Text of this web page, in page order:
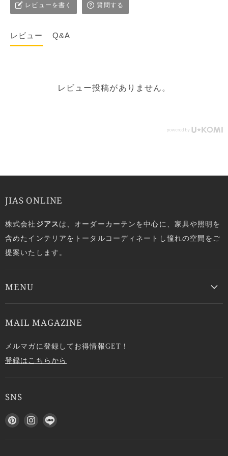
レビューを書く 質問する
レビュー Q&A
レビュー投稿がありません。
JIAS ONLINE
株式会社 ジアスは、オーダーカーテンを中心に、家具や照明を
含めたインテリアをトータルコーディネートし憧れの空間をご
提案いたします。
MENU
MAIL MAGAZINE
メルマガに登録してお得情報GET！
登録はこちらから
SNS
P
n
I
s
L
N